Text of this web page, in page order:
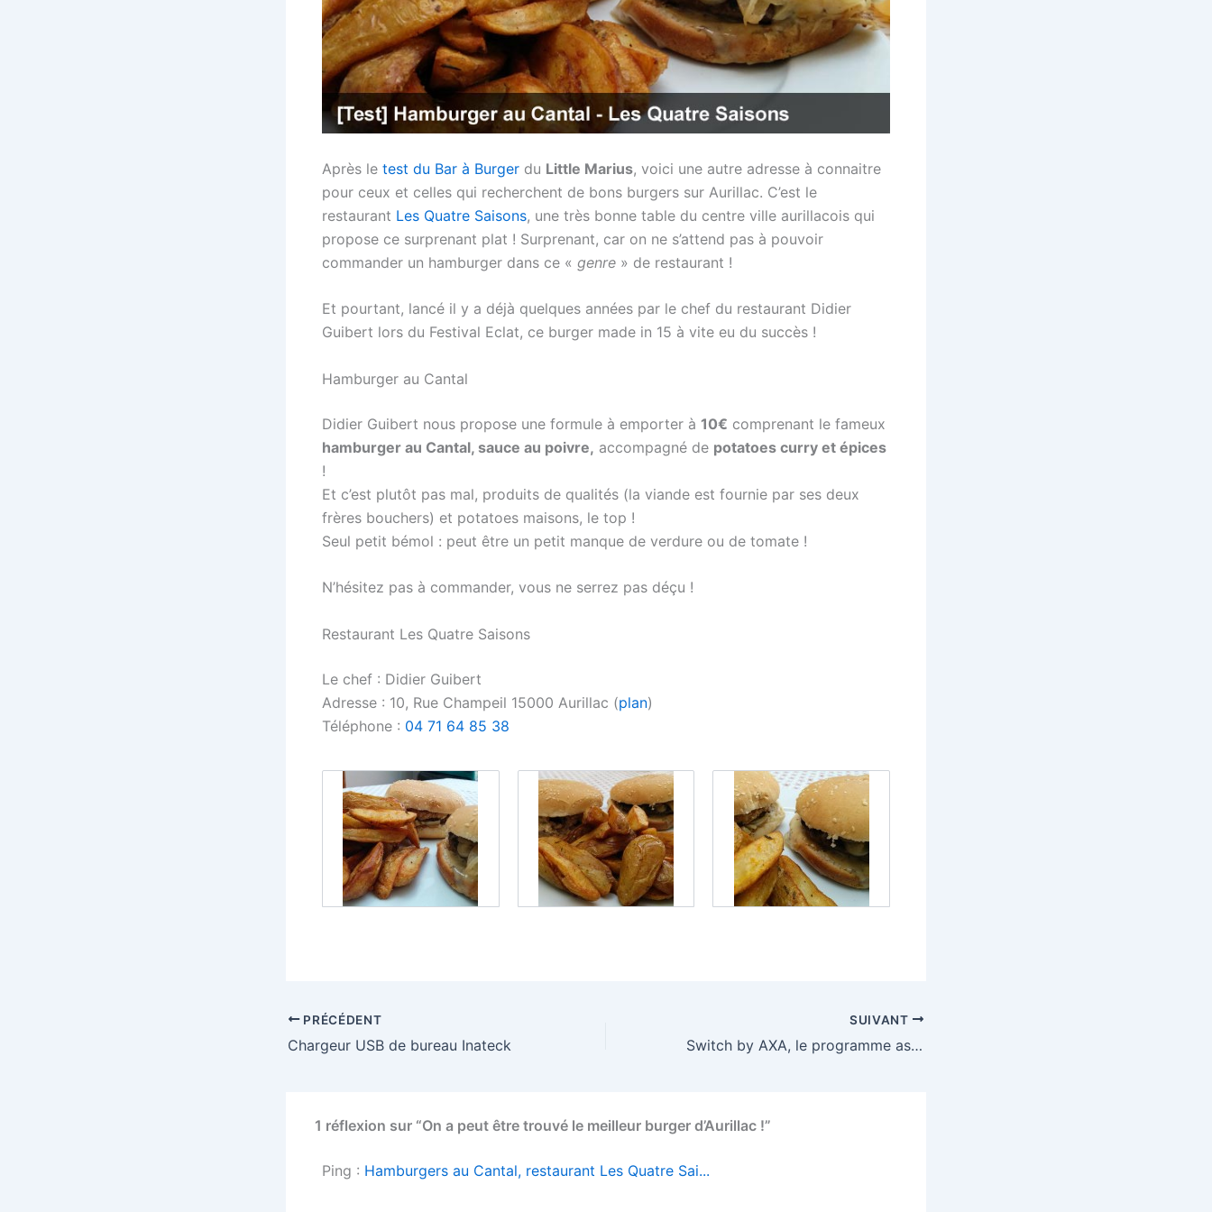
Après le test du Bar à Burger du Little Marius, voici une autre adresse à connaitre
pour ceux et celles qui recherchent de bons burgers sur Aurillac. C’est le
restaurant Les Quatre Saisons, une très bonne table du centre ville aurillacois qui
propose ce surprenant plat ! Surprenant, car on ne s’attend pas à pouvoir
commander un hamburger dans ce « genre » de restaurant !
Et pourtant, lancé il y a déjà quelques années par le chef du restaurant Didier
Guibert lors du Festival Eclat, ce burger made in 15 à vite eu du succès !
Hamburger au Cantal
Didier Guibert nous propose une formule à emporter à 10€ comprenant le fameux
hamburger au Cantal, sauce au poivre, accompagné de potatoes curry et épices
!
Et c’est plutôt pas mal, produits de qualités (la viande est fournie par ses deux
frères bouchers) et potatoes maisons, le top !
Seul petit bémol : peut être un petit manque de verdure ou de tomate !
N’hésitez pas à commander, vous ne serrez pas déçu !
Restaurant Les Quatre Saisons
Le chef : Didier Guibert
Adresse : 10, Rue Champeil 15000 Aurillac (plan)
Téléphone : 04 71 64 85 38
PRÉCÉDENT
Chargeur USB de bureau Inateck
SUIVANT
Switch by AXA, le programme assurance et banque pour les jeunes
1 réflexion sur “On a peut être trouvé le meilleur burger d’Aurillac !”
Ping : Hamburgers au Cantal, restaurant Les Quatre Sai...